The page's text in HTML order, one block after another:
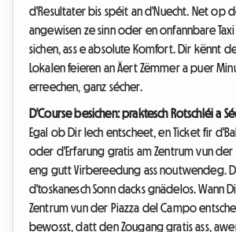
d'Resultater bis spéit an d'Nuecht. Net op
angewisen ze sinn oder en onfannbare
sichen, ass e absolute Komfort. Dir kënnt
Lokalen feieren an Äert Zëmmer a puer
erreechen, ganz sécher.
D'Course besichen: praktesch Rotschléi a
Egal ob Dir Iech entscheet, en Ticket fir
oder d'Erfarung gratis am Zentrum vun der
eng gutt Virbereedung ass noutwendeg.
d'toskanesch Sonn dacks gnädelos. Wann
Zentrum vun der Piazza del Campo
bewosst, datt den Zougang gratis ass,